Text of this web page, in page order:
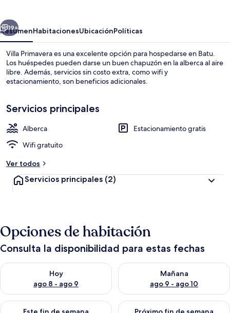
Siguiente
19+
ResumenHabitacionesUbicaciónPolíticas
Villa Primavera es una excelente opción para hospedarse en Batu.
Los huéspedes pueden darse un buen chapuzón en la alberca al aire
libre. Además, servicios sin costo extra, como wifi y
estacionamiento, son beneficios adicionales.
Servicios principales
Alberca
Estacionamiento gratis
Wifi gratuito
Ver todos
Servicios principales (2)
Opciones de habitación
Consulta la disponibilidad para estas fechas
Hoy
ago 8 - ago 9
Consulta la disponibilidad para hoy ago 8 - ago 9
Mañana
ago 9 - ago 10
Consulta la disponibilidad
Consulta la disponibilidad para este fin de semana ago 14 -
Consulta la disponibilidad